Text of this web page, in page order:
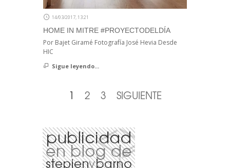
14/03/2017, 13:21
HOME IN MITRE #PROYECTODELDÍA
Por Bajet Giramé Fotografía José Hevia Desde
HIC
Sigue leyendo...
1 2 3 SIGUIENTE